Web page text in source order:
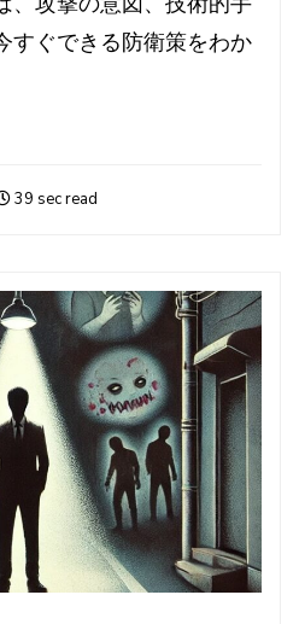
すぐできる防衛策をわか
39 sec read